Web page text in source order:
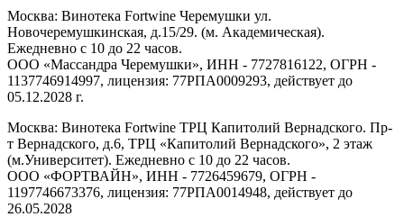
Москва: Винотека Fortwine Черемушки ул.
Новочеремушкинская, д.15/29. (м. Академическая).
Ежедневно с 10 до 22 часов.
ООО «Массандра Черемушки», ИНН - 7727816122, ОГРН -
1137746914997, лицензия: 77РПА0009293, действует до
05.12.2028 г.
Москва: Винотека Fortwine ТРЦ Капитолий Вернадского. Пр-
т Вернадского, д.6, ТРЦ «Капитолий Вернадского», 2 этаж
(м.Университет). Ежедневно с 10 до 22 часов.
ООО «ФОРТВАЙН», ИНН - 7726459679, ОГРН -
1197746673376, лицензия: 77РПА0014948, действует до
26.05.2028